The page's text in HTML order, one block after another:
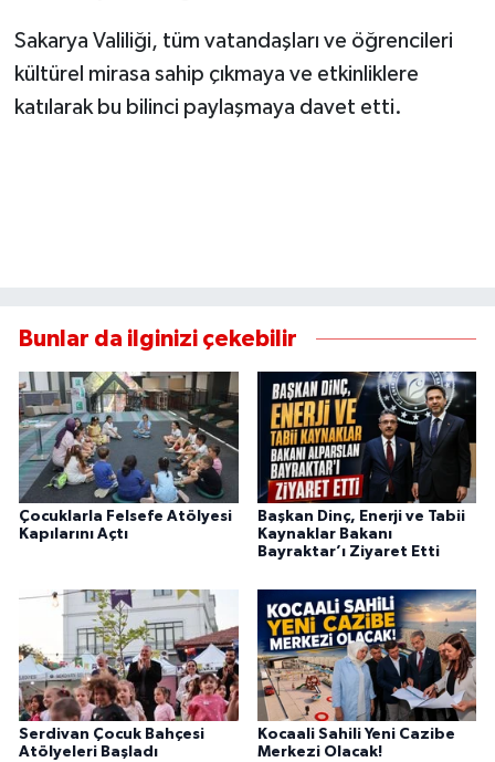
Sakarya Valiliği, tüm vatandaşları ve öğrencileri
kültürel mirasa sahip çıkmaya ve etkinliklere
katılarak bu bilinci paylaşmaya davet etti.
Bunlar da ilginizi çekebilir
Çocuklarla Felsefe Atölyesi
Kapılarını Açtı
Başkan Dinç, Enerji ve Tabii
Kaynaklar Bakanı
Bayraktar’ı Ziyaret Etti
Serdivan Çocuk Bahçesi
Atölyeleri Başladı
Kocaali Sahili Yeni Cazibe
Merkezi Olacak!